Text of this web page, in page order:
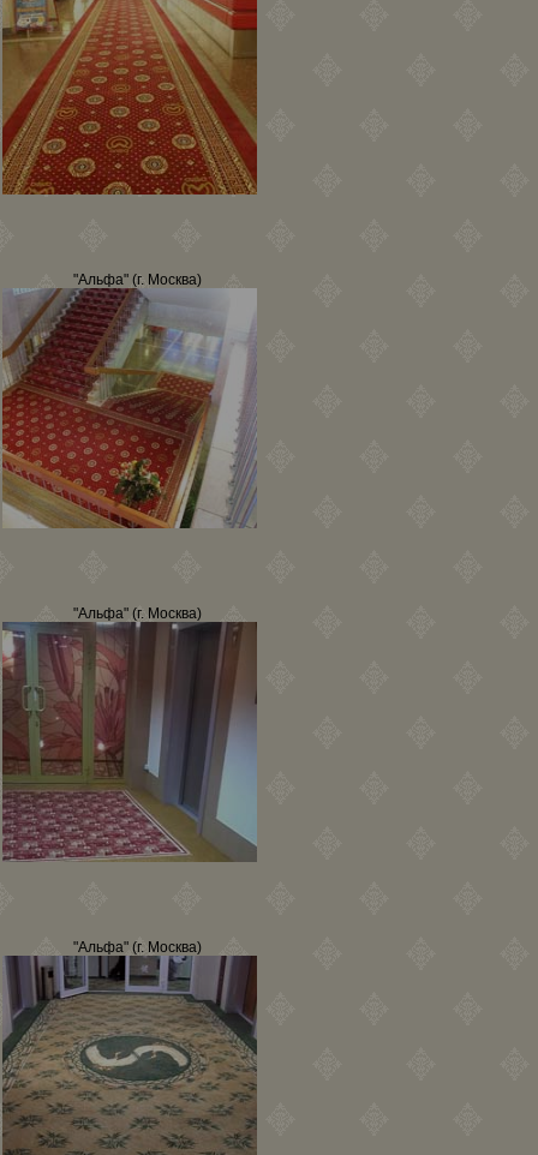
"Альфа" (г. Москва)
"Альфа" (г. Москва)
"Альфа" (г. Москва)